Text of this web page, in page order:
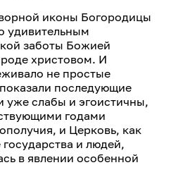
иконы Богородицы
удивительным
заботы Божией
христовом. И
не простые
последующие
слабы и эгоистичны,
годами
и Церковь, как
и людей,
в явлении особенной